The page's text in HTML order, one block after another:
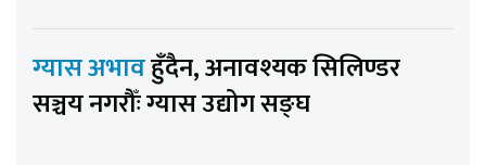
ग्यास अभावहुँदैन, अनावश्यक सिलिण्डर
सञ्चय नगरौँः ग्यास उद्योग सङ्घ